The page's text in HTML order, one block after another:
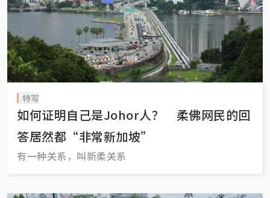
特写
如何证明自己是Johor人？ 柔佛网民的回
答居然都“非常新加坡”
有一种关系，叫新柔关系